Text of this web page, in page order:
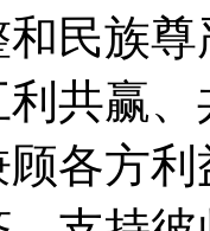
民族
共赢
各方